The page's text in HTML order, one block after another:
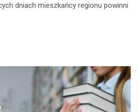
dniach mieszkańcy regionu powinni